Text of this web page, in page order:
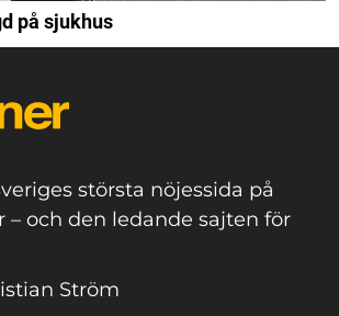
på sjukhus
största nöjessida på
– och den ledande sajten för
Ström